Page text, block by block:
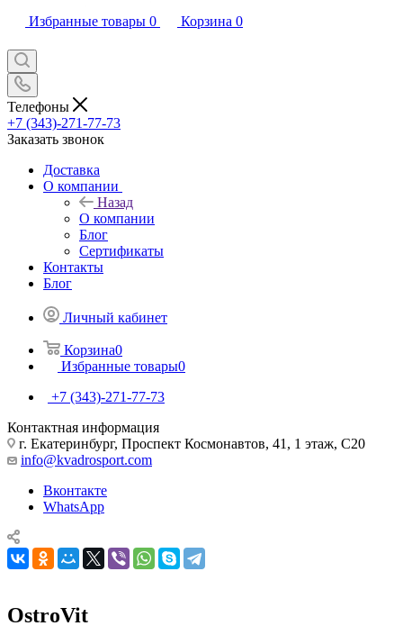
Избранные товары 0 Корзина 0
Телефоны
+7 (343)-271-77-73
Заказать звонок
Доставка
О компании
Назад
О компании
Блог
Сертификаты
Контакты
Блог
Личный кабинет
Корзина0
Избранные товары0
+7 (343)-271-77-73
Контактная информация
г. Екатеринбург, Проспект Космонавтов, 41, 1 этаж, С20
info@kvadrosport.com
Вконтакте
WhatsApp
OstroVit